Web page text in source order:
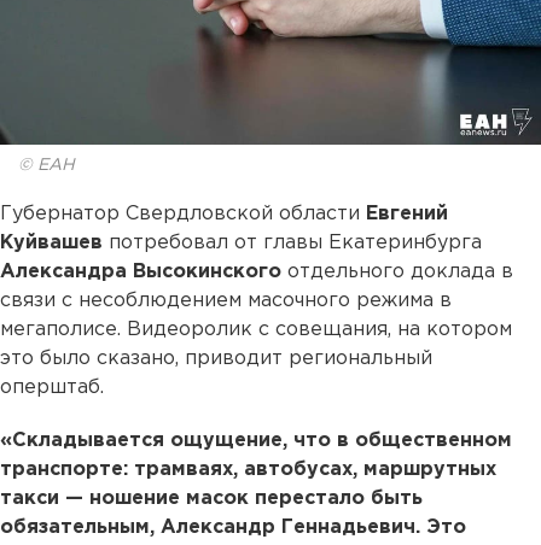
© ЕАН
Губернатор Свердловской области Евгений
Куйвашев потребовал от главы Екатеринбурга
Александра Высокинского отдельного доклада в
связи с несоблюдением масочного режима в
мегаполисе. Видеоролик с совещания, на котором
это было сказано, приводит региональный
оперштаб.
«Складывается ощущение, что в общественном
транспорте: трамваях, автобусах, маршрутных
такси — ношение масок перестало быть
обязательным, Александр Геннадьевич. Это